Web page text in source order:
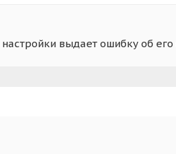
выдает ошибку об его